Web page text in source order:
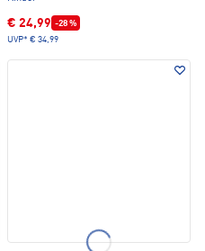
€ 24,99 -28 %
UVP* € 34,99